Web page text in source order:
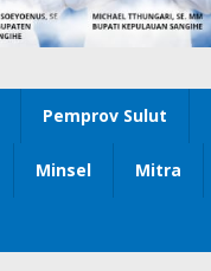
Pemprov Sulut
Minsel Mitra